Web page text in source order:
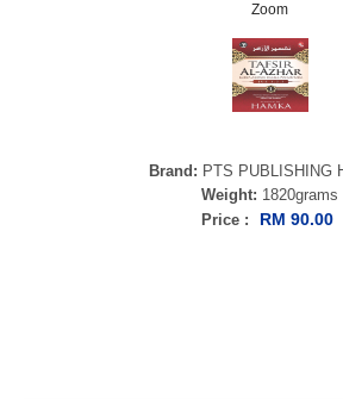
Zoom
Brand: PTS PUBLISHING
Weight: 1820grams
Price :
RM 90.00